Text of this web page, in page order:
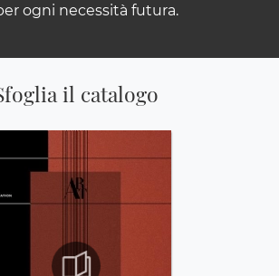
ogni necessità futura.
il catalogo